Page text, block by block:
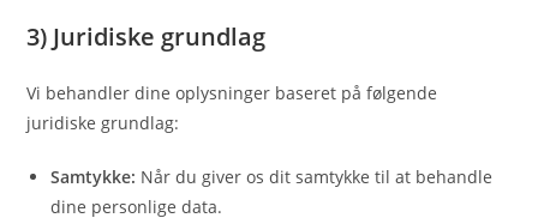
3) Juridiske grundlag
Vi behandler dine oplysninger baseret på følgende
juridiske grundlag:
Samtykke: Når du giver os dit samtykke til at behandle
dine personlige data.